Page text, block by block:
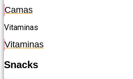
Camas
Vitaminas
Vitaminas
Snacks